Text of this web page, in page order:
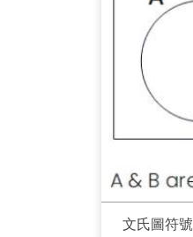
文氏圖符號